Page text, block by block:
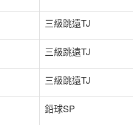
三級跳遠TJ
三級跳遠TJ
三級跳遠TJ
鉛球SP